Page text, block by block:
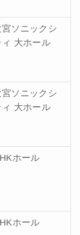
宮ソニックシ
ィ 大ホール
宮ソニックシ
ィ 大ホール
ホール
ホール